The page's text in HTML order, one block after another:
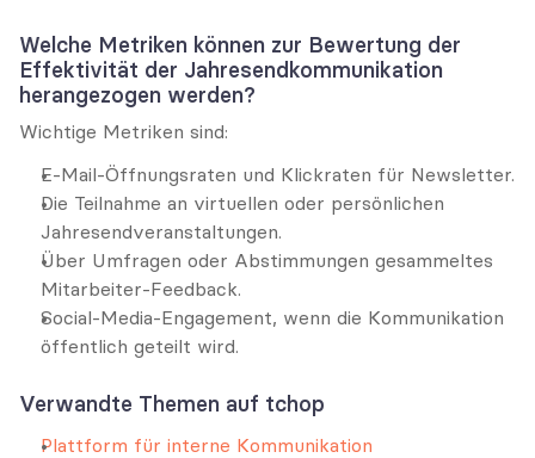
Welche Metriken können zur Bewertung der
Effektivität der Jahresendkommunikation
herangezogen werden?
Wichtige Metriken sind:
E-Mail-Öffnungsraten und Klickraten für Newsletter.
Die Teilnahme an virtuellen oder persönlichen
Jahresendveranstaltungen.
Über Umfragen oder Abstimmungen gesammeltes
Mitarbeiter-Feedback.
Social-Media-Engagement, wenn die Kommunikation
öffentlich geteilt wird.
Verwandte Themen auf tchop
Plattform für interne Kommunikation